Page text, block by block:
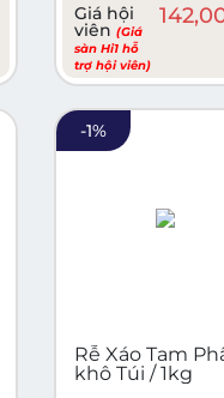
Giá hội
viên(Giá
sàn Hi1 hỗ
trợ hội viên)
-1%
Rễ Xáo Tam
khô Túi / 1kg